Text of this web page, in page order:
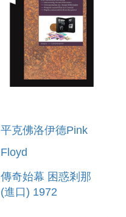
平克佛洛伊德Pink
Floyd
傳奇始幕 困惑剎那
(進口) 1972